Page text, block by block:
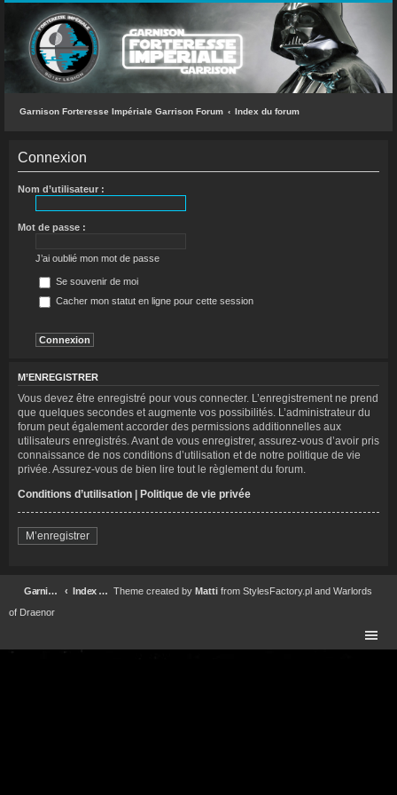
INDEX DU FORUM
ACCÈS RAPIDE
Messages sans réponse
Sujets actifs
L’équipe du forum
FAQ
CONNEXION
RECHERCHER
Garnison Forteresse Impériale Garrison Forum Index du forum
Connexion
Nom d’utilisateur :
Mot de passe :
J’ai oublié mon mot de passe
Se souvenir de moi
Cacher mon statut en ligne pour cette session
M’ENREGISTRER
Vous devez être enregistré pour vous connecter. L’enregistrement ne prend
que quelques secondes et augmente vos possibilités. L’administrateur du
forum peut également accorder des permissions additionnelles aux
utilisateurs enregistrés. Avant de vous enregistrer, assurez-vous d’avoir pris
connaissance de nos conditions d’utilisation et de notre politique de vie
privée. Assurez-vous de bien lire tout le règlement du forum.
Conditions d’utilisation | Politique de vie privée
M’enregistrer
Garnison Forteresse Impériale Garrison Forum Index du forum Theme created by Matti from StylesFactory.pl and Warlords
of Draenor